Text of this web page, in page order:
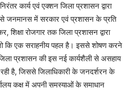
कार्य एवं एक्शन जिला प्रशासन द्वारा
जनमानस में सरकार एवं प्रशासन के प्रति
शिक्षा रोजगार तक जिला प्रशासन द्वारा
कि एक सराहनीय पहल है। इससे शोषण करने
प्रशासन की इस नई कार्यशैली से असहाय
है, जिससे जिलाधिकारी के जनदर्शरन के
कक्ष में अपनी समस्याओं के समाधान